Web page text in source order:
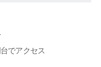
でアクセス